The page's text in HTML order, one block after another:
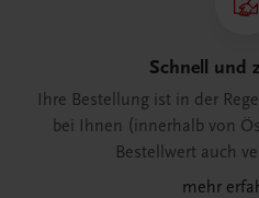
Schnell und
Ihre Bestellung ist in der
bei Ihnen (innerhalb von
Bestellwert auch
mehr